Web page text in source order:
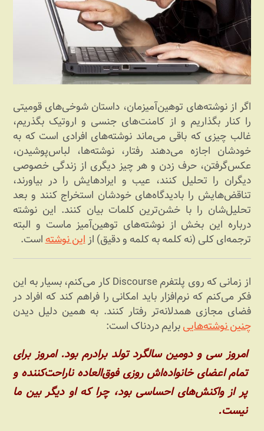
اگر از نوشته‌های توهین‌آمیزمان، داستان شوخی‌های قومیتی
را کنار بگذاریم و از کامنت‌های جنسی و اروتیک بگذریم،
غالب چیزی که باقی می‌ماند نوشته‌های افرادی است که به
خودشان اجازه می‌دهند رفتار، نوشته‌ها، لباس‌پوشیدن،
عکس‌گرفتن، حرف زدن و هر چیز دیگری از زندگی خصوصی
دیگران را تحلیل کنند، عیب و ایرادهایش را در بیاورند،
تناقض‌هایش را بادیدگاه‌های خودشان استخراج کنند و بعد
تحلیل‌شان را با خشن‌ترین کلمات بیان کنند. این نوشته
درباره این بخش از نوشته‌های توهین‌آمیز ماست و البته
ترجمه‌ای کلی (نه کلمه به کلمه و دقیق) ازاین نوشتهاست.
از زمانی که روی پلتفرم Discourse کار می‌کنم، بسیار به این
فکر می‌کنم که نرم‌افزار باید امکانی را فراهم کند که افراد در
فضای مجازی همدلانه‌تر رفتار کنند. به همین دلیل دیدن
چنین نوشته‌هاییبرایم دردناک است:
امروز سی و دومین سالگرد تولد برادرم بود. امروز برای
تمام اعضای خانواده‌اش روزی فوق‌العاده ناراحت‌کننده و
پر از واکنش‌های احساسی بود، چرا که او دیگر بین ما
نیست.